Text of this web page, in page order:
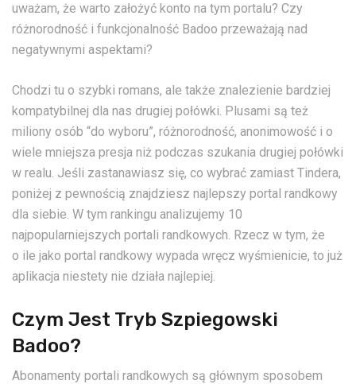
uważam, że warto założyć konto na tym portalu? Czy
różnorodność i funkcjonalność Badoo przeważają nad
negatywnymi aspektami?
Chodzi tu o szybki romans, ale także znalezienie bardziej
kompatybilnej dla nas drugiej połówki. Plusami są też
miliony osób “do wyboru”, różnorodność, anonimowość i o
wiele mniejsza presja niż podczas szukania drugiej połówki
w realu. Jeśli zastanawiasz się, co wybrać zamiast Tindera,
poniżej z pewnością znajdziesz najlepszy portal randkowy
dla siebie. W tym rankingu analizujemy 10
najpopularniejszych portali randkowych. Rzecz w tym, że
o ile jako portal randkowy wypada wręcz wyśmienicie, to już
aplikacja niestety nie działa najlepiej.
Czym Jest Tryb Szpiegowski
Badoo?
Abonamenty portali randkowych są głównym sposobem